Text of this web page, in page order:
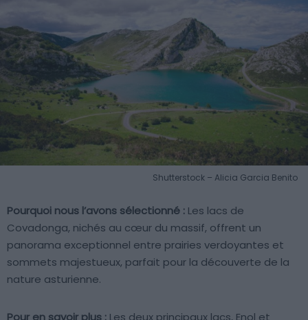
Shutterstock – Alicia Garcia Benito
Pourquoi nous l’avons sélectionné : Les lacs de
Covadonga, nichés au cœur du massif, offrent un
panorama exceptionnel entre prairies verdoyantes et
sommets majestueux, parfait pour la découverte de la
nature asturienne.
Pour en savoir plus : Les deux principaux lacs, Enol et